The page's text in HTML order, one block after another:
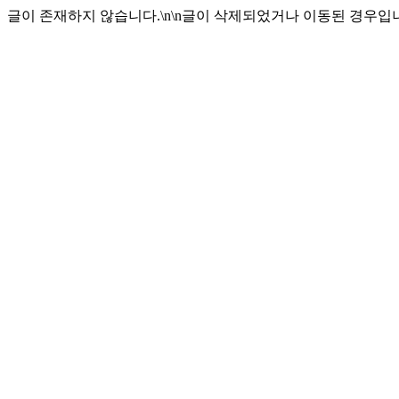
글이 존재하지 않습니다.\n\n글이 삭제되었거나 이동된 경우입